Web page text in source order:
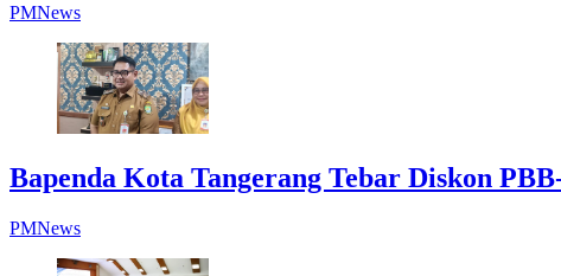
PMNews
Bapenda Kota Tangerang Tebar Diskon
PMNews